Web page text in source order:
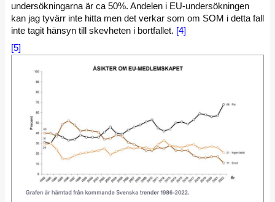
undersökningarna är ca 50%. Andelen i EU-undersökningen
kan jag tyvärr inte hitta men det verkar som om SOM i detta fall
inte tagit hänsyn till skevheten i bortfallet. [4]
[5]